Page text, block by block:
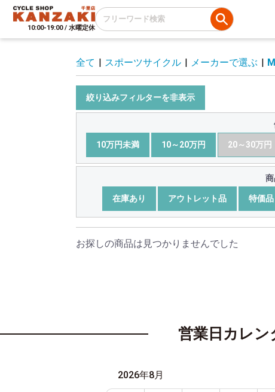
10:00-19:00 / 水曜定休
全て | スポーツサイクル | メーカーで選ぶ |
絞り込みフィルターを非表示
10万円未満 10～20万円 20～30万円
在庫あり アウトレット品 特価品
お探しの商品は見つかりませんでした
営業日カレン
2026年8月